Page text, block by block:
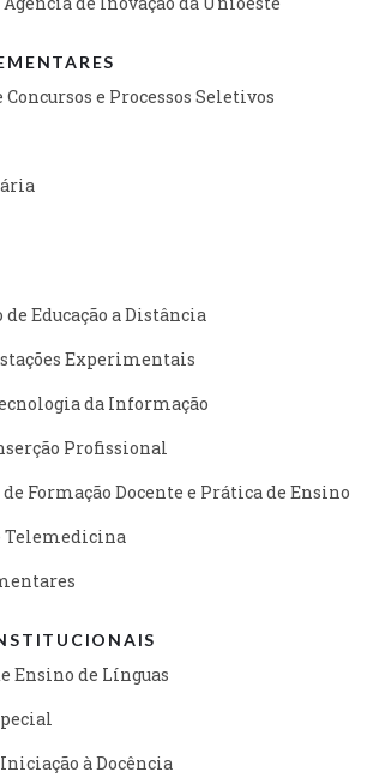
e Processos Seletivos
Educação a Distância
Experimentais
da Informação
Profissional
de Formação Docente e Prática de Ensino
Telemedicina
Ensino de Línguas
à Docência